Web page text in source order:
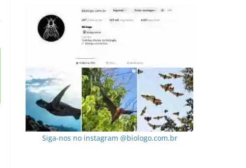
Siga-nos no instagram @biologo.com.br